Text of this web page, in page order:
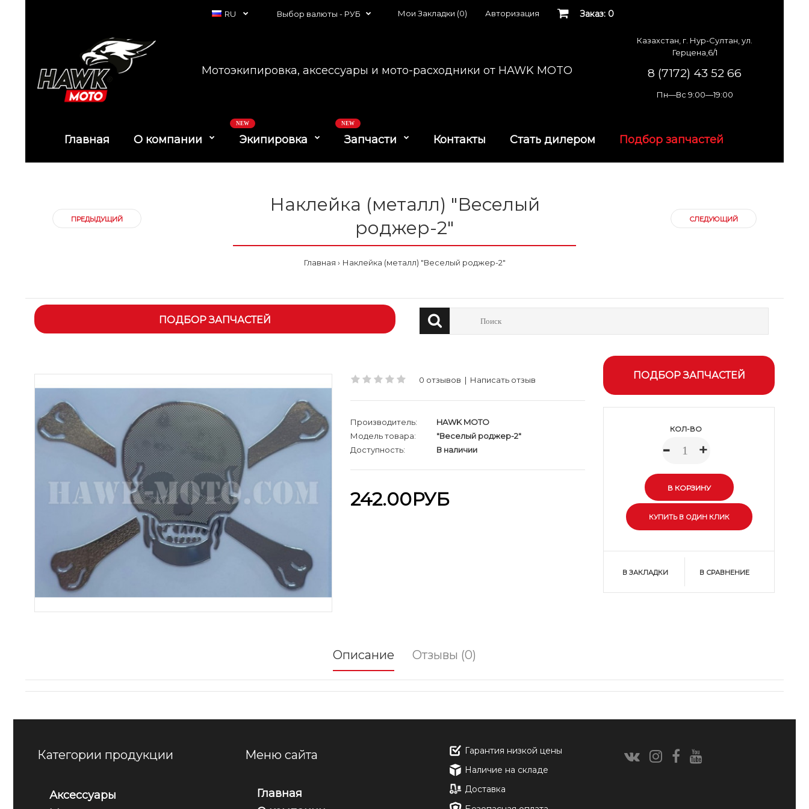
RU Выбор валюты - РУБ Мои Закладки (0) Авторизация Заказ: 0
Мотоэкипировка, аксессуары и мото-расходники от HAWK MOTO
Казахстан, г. Нур-Султан, ул.
Герцена,6/1
8 (7172) 43 52 66
Пн—Вс 9:00—19:00
Главная О компании Экипировка
NEW
Запчасти
NEW
Контакты Стать дилером Подбор запчастей
ПРЕДЫДУЩИЙ
Наклейка (металл) "Веселый
роджер-2"
Главная Наклейка (металл) "Веселый роджер-2"
СЛЕДУЮЩИЙ
ПОДБОР ЗАПЧАСТЕЙ
0 отзывов | Написать отзыв
Производитель:
HAWK MOTO
Модель товара:
"Веселый роджер-2"
Доступность:
В наличии
242.00РУБ
ПОДБОР ЗАПЧАСТЕЙ
КОЛ-ВО
- +
В ЗАКЛАДКИ В СРАВНЕНИЕ
Описание Отзывы (0)
Категории продукции
Аксессуары
Меню сайта
Главная
Гарантия низкой цены
Наличие на складе
Доставка